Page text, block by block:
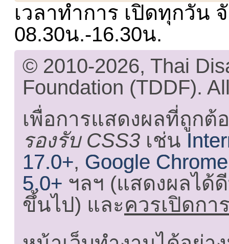
เวลาทำการ เปิดทุกวัน
08.30น.-16.30น.
© 2010-2026, Thai
Foundation (TDDF).
เพื่อการแสดงผลที่ถูกต้
รองรับ CSS3 เช่น
17.0+, Google
5.0+ ฯลฯ (แสดงผลได้
ขึ้นไป) และควรเปิดกา